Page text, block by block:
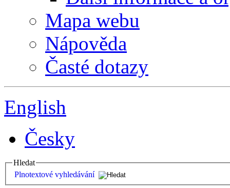
Mapa webu
Nápověda
Časté dotazy
English
Česky
Hledat
Plnotextové vyhledávání